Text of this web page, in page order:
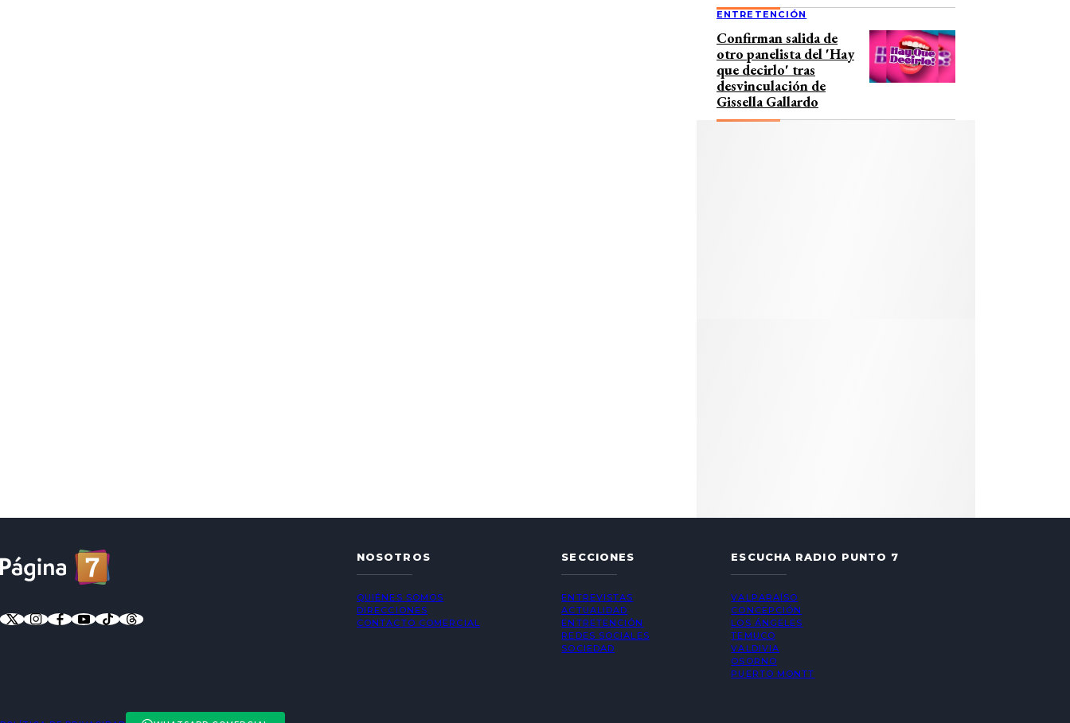
ENTRETENCIÓN
Confirman salida de
otro panelista del 'Hay
que decirlo' tras
desvinculación de
Gissella Gallardo
NOSOTROS
QUIÉNES SOMOS
DIRECCIONES
CONTACTO COMERCIAL
SECCIONES
ENTREVISTAS
ACTUALIDAD
ENTRETENCIÓN
REDES SOCIALES
SOCIEDAD
ESCUCHA RADIO PUNTO 7
VALPARAÍSO
CONCEPCIÓN
LOS ÁNGELES
TEMUCO
VALDIVIA
OSORNO
PUERTO MONTT